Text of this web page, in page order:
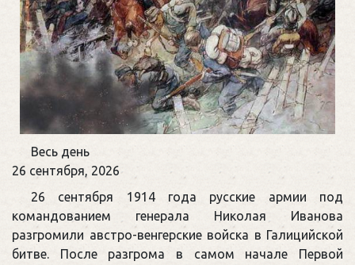
Памятная
дата
России
Весь день
26 сентября, 2026
26 сентября 1914 года русские армии под
командованием генерала Николая Иванова
разгромили австро-венгерские войска в Галицийской
битве. После разгрома в самом начале Первой